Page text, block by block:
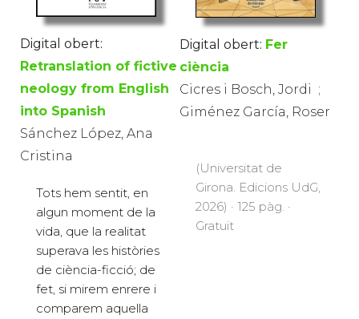
Digital obert:
Retranslation of fictive
neology from English
into Spanish
Sánchez López, Ana
Cristina
Tots hem sentit, en
algun moment de la
vida, que la realitat
superava les històries
de ciència-ficció; de
fet, si mirem enrere i
comparem aquella
Digital obert: Fer
ciència
Cicres i Bosch, Jordi​ ​ ;
Giménez García, Roser
(Universitat de
Girona. Edicions UdG,
2026) · 125 pàg. ·
Gratuït